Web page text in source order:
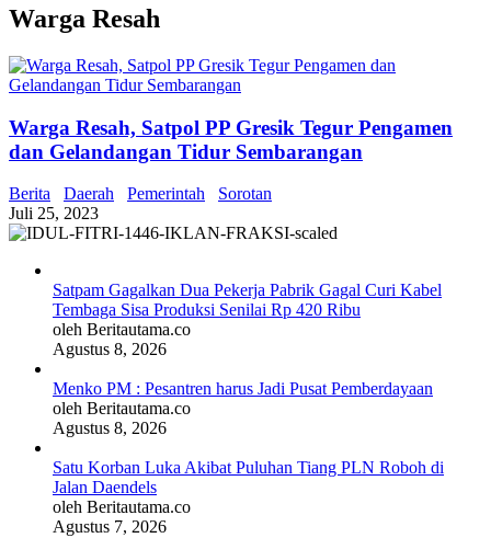
Warga Resah
Warga Resah, Satpol PP Gresik Tegur Pengamen
dan Gelandangan Tidur Sembarangan
Berita Daerah Pemerintah
Sorotan
Juli 25, 2023
Satpam Gagalkan Dua Pekerja Pabrik Gagal Curi Kabel
Tembaga Sisa Produksi Senilai Rp 420 Ribu
oleh Beritautama.co
Agustus 8, 2026
Menko PM : Pesantren harus Jadi Pusat Pemberdayaan
oleh Beritautama.co
Agustus 8, 2026
Satu Korban Luka Akibat Puluhan Tiang PLN Roboh di
Jalan Daendels
oleh Beritautama.co
Agustus 7, 2026